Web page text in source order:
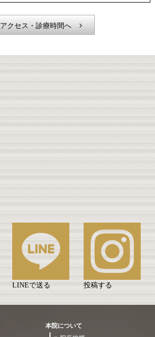
アクセス・診療時間へ
LINEで送る 投稿する
本院について